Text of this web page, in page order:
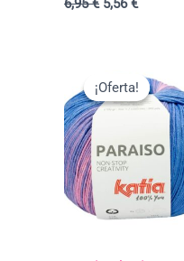
6,95€ 5,56€
¡Oferta!
¡Oferta!
precio
original
era:
precio
actual
es:
9,20 €.